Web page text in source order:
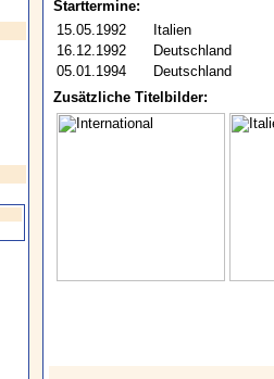
Starttermine:
15.05.1992
Italien
16.12.1992
Deutschland
05.01.1994
Deutschland
Zusätzliche Titelbilder: